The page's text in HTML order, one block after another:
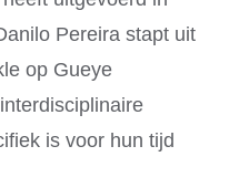
Pereira stapt uit
op Gueye
is voor hun tijd